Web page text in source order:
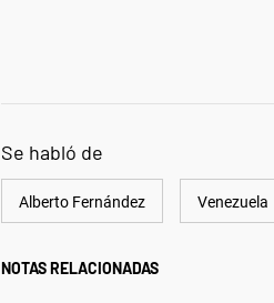
Se habló de
Alberto Fernández Venezuela
NOTAS RELACIONADAS